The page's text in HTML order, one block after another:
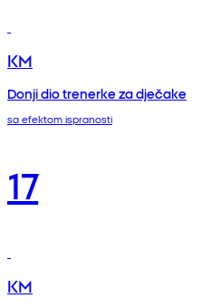
KM
Donji dio trenerke za dječake
sa efektom ispranosti
17
KM